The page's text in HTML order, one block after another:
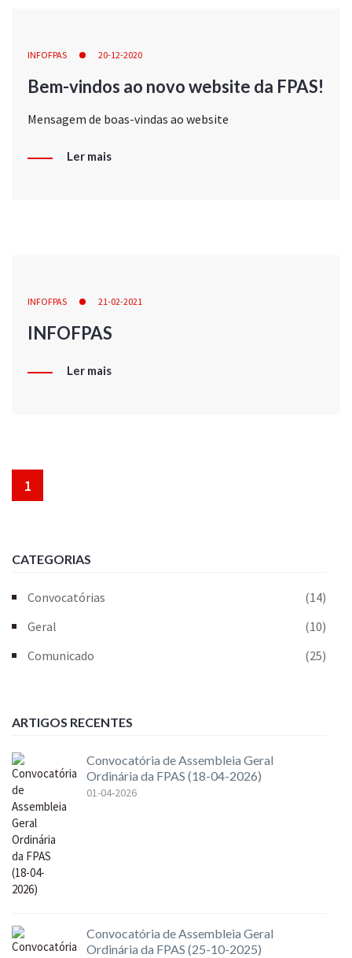
INFOFPAS 20-12-2020
Bem-vindos ao novo website da FPAS!
Mensagem de boas-vindas ao website
Ler mais
INFOFPAS 21-02-2021
INFOFPAS
Ler mais
1
CATEGORIAS
Convocatórias
(14)
Geral
(10)
Comunicado
(25)
ARTIGOS RECENTES
Convocatória de Assembleia Geral
Ordinária da FPAS (18-04-2026)
01-04-2026
Convocatória de Assembleia Geral
Ordinária da FPAS (25-10-2025)